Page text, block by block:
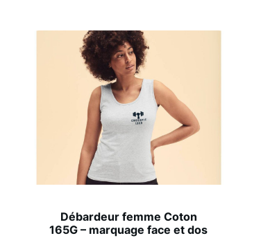
Débardeur femme Coton
165G – marquage face et dos